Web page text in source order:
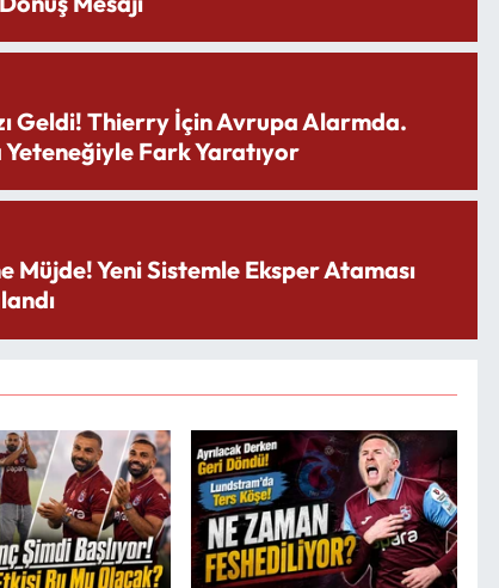
Geldi! Thierry İçin Avrupa Alarmda.
Yeteneğiyle Fark Yaratıyor
Müjde! Yeni Sistemle Eksper Ataması